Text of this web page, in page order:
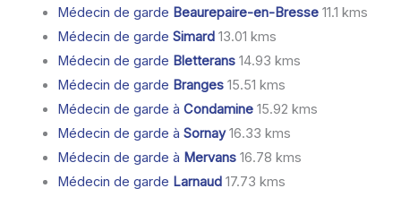
Médecin de garde Beaurepaire-en-Bresse11.1 kms
Médecin de garde Simard13.01 kms
Médecin de garde Bletterans14.93 kms
Médecin de garde Branges15.51 kms
Médecin de garde à Condamine15.92 kms
Médecin de garde à Sornay16.33 kms
Médecin de garde à Mervans16.78 kms
Médecin de garde Larnaud17.73 kms